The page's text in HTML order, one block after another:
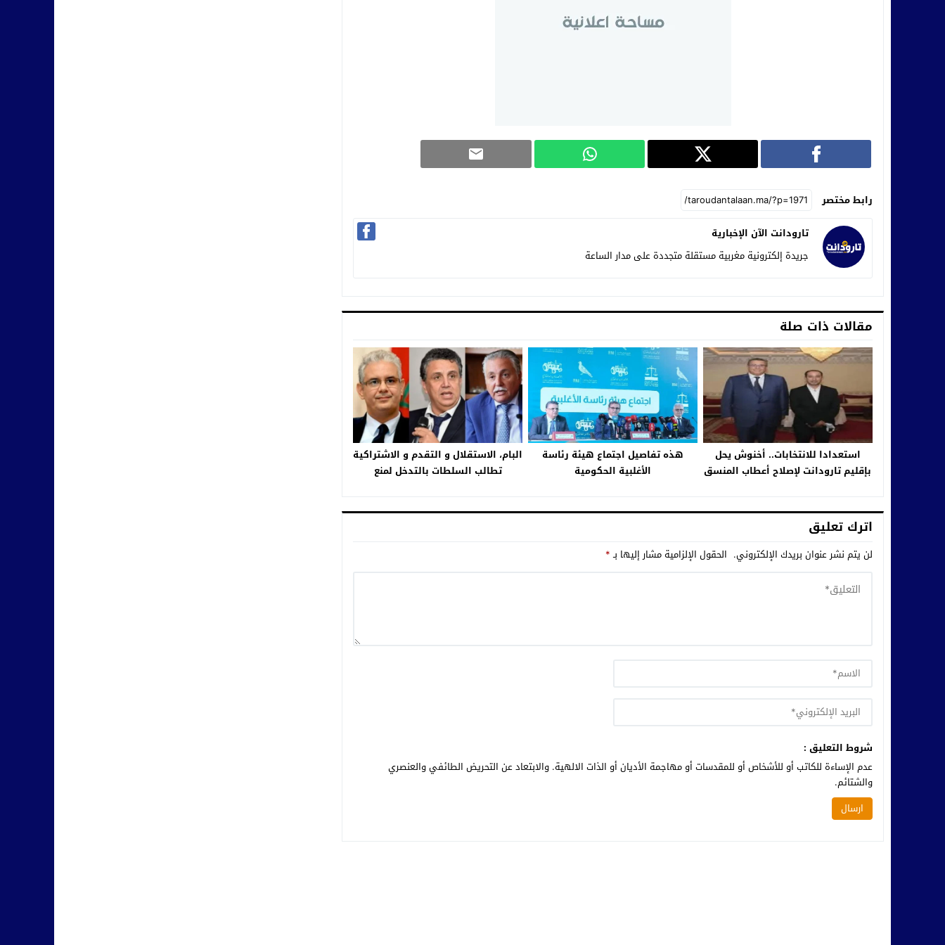
رابط مختصر
تارودانت الآن الإخبارية
جريدة إلكترونية مغربية مستقلة متجددة على مدار الساعة
مقالات ذات صلة
استعدادا للانتخابات.. أخنوش يحل
بإقليم تارودانت لإصلاح أعطاب المنسق
هذه تفاصيل اجتماع هيئة رئاسة
الأغلبية الحكومية
البام، الاستقلال و التقدم و الاشتراكية
تطالب السلطات بالتدخل لمنع
اترك تعليق
لن يتم نشر عنوان بريدك الإلكتروني. الحقول الإلزامية مشار إليها بـ*
شروط التعليق :
عدم الإساءة للكاتب أو للأشخاص أو للمقدسات أو مهاجمة الأديان أو الذات الالهية. والابتعاد عن التحريض الطائفي والعنصري
والشتائم.